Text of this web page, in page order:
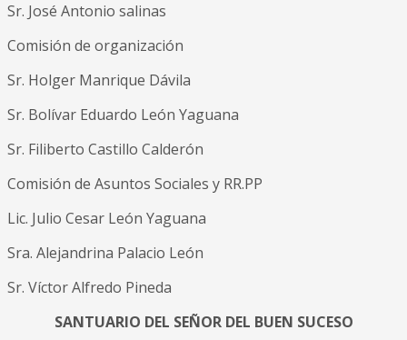
Sr. José Antonio salinas
Comisión de organización
Sr. Holger Manrique Dávila
Sr. Bolívar Eduardo León Yaguana
Sr. Filiberto Castillo Calderón
Comisión de Asuntos Sociales y RR.PP
Lic. Julio Cesar León Yaguana
Sra. Alejandrina Palacio León
Sr. Víctor Alfredo Pineda
SANTUARIO DEL SEÑOR DEL BUEN SUCESO